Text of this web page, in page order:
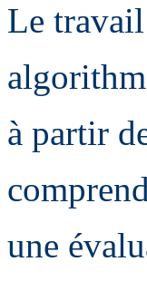
Le
à partir
une